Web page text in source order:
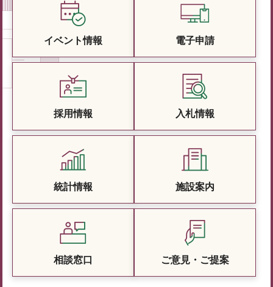
イベント情報 電子申請
採用情報 入札情報
統計情報 施設案内
相談窓口 ご意見・ご提案